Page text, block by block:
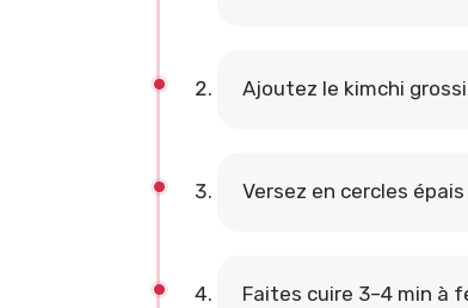
Ajoutez le kimchi
Versez en cercles
Faites cuire 3–4 min à